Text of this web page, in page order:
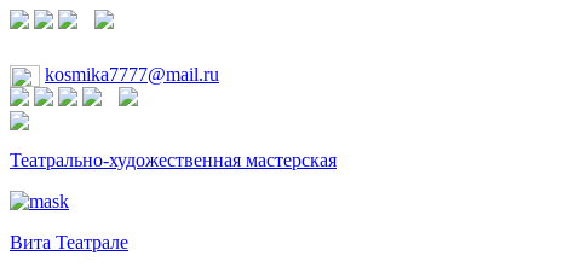
kosmika7777@mail.ru
Театрально-художественная мастерская
Вита Театрале